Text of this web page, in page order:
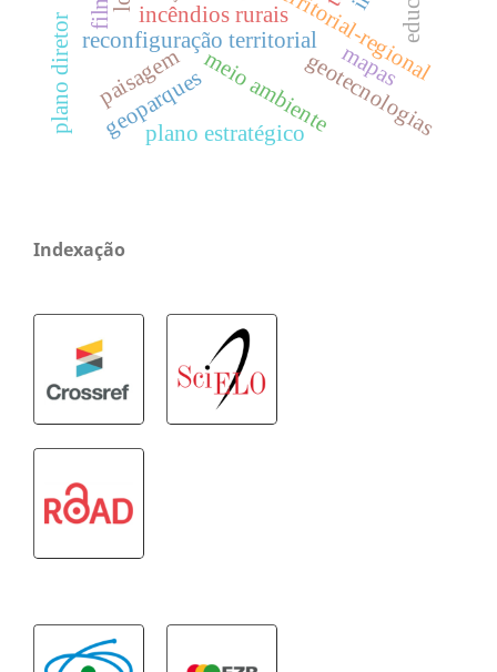
reconfiguração territorial
meio ambiente
incêndios rurais
paisagem geotecnologias
geoparques
plano diretor plano estratégico
mapas
Indexação